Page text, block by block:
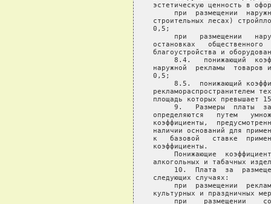
эстетическую ценность в
при  размещении
строительных лесах)
0,5;
при   размещении
остановках
благоустройства и
8.4.   понижающий
наружной  рекламы  товаров
0,5;
8.5.  понижающий
рекламораспространителем
площадь которых превышает
9.   Размеры  платы
определяются   путем
коэффициенты,
наличии оснований для
к   базовой   ставке
коэффициенты.
Понижающие
алкогольных и табачных
10.  Плата  за
следующих случаях:
при  размещении
культурных и праздничных
при    размещении